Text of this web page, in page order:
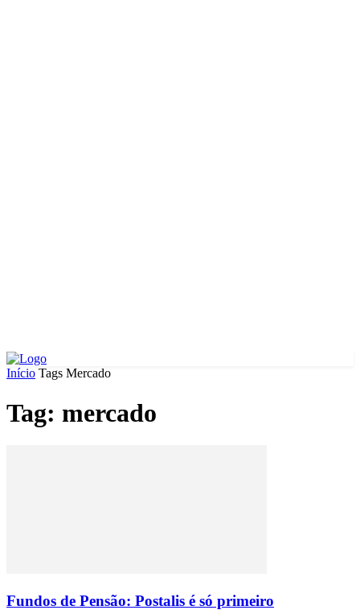
Início Tags Mercado
Tag: mercado
Fundos de Pensão: Postalis é só primeiro